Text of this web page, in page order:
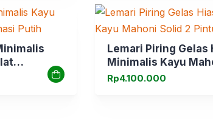
Lemari Piring Gelas
Minimalis Kayu
Solid 2 Pintu
Rp4.100.000